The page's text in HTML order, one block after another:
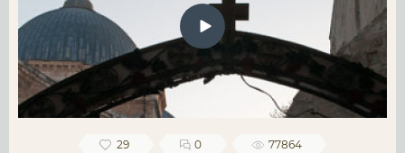
29 0 77864